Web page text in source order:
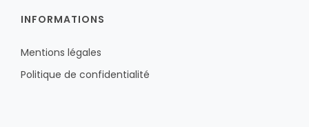
INFORMATIONS
Mentions légales
Politique de confidentialité